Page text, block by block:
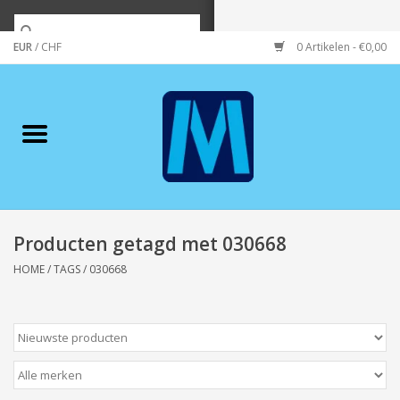
EUR/ CHF 0 Artikelen - €0,00
Merken
Wonen/koken/huishouden
Wenskaarten
Zeeuws/Streek
Producten getagd met 030668
HOME/TAGS/ 030668